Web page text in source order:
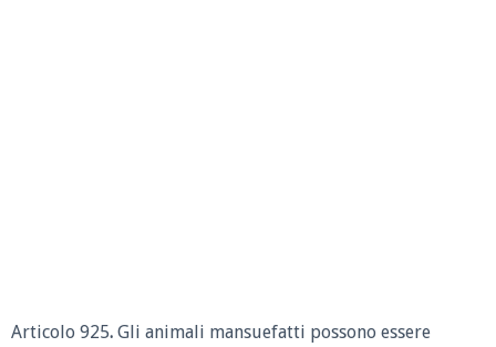
Articolo 925. Gli animali mansuefatti possono essere